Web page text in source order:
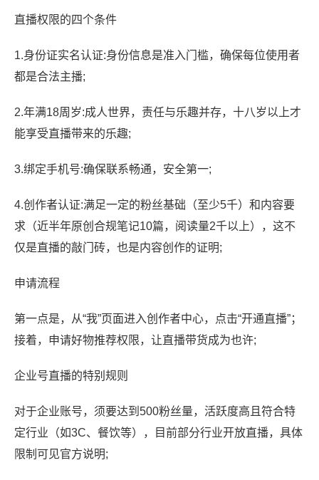
直播权限的四个条件
1.身份证实名认证:身份信息是准入门槛，确保每位使用者
都是合法主播;
2.年满18周岁:成人世界，责任与乐趣并存，十八岁以上才
能享受直播带来的乐趣;
3.绑定手机号:确保联系畅通，安全第一;
4.创作者认证:满足一定的粉丝基础（至少5千）和内容要
求（近半年原创合规笔记10篇，阅读量2千以上），这不
仅是直播的敲门砖，也是内容创作的证明;
申请流程
第一点是，从“我”页面进入创作者中心，点击“开通直播”；
接着，申请好物推荐权限，让直播带货成为也许;
企业号直播的特别规则
对于企业账号，须要达到500粉丝量，活跃度高且符合特
定行业（如3C、餐饮等），目前部分行业开放直播，具体
限制可见官方说明;